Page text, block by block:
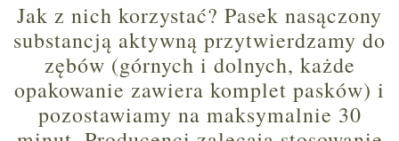
Jak z nich korzystać? Pasek nasączony
substancją aktywną przytwierdzamy do
zębów (górnych i dolnych, każde
opakowanie zawiera komplet pasków) i
pozostawiamy na maksymalnie 30